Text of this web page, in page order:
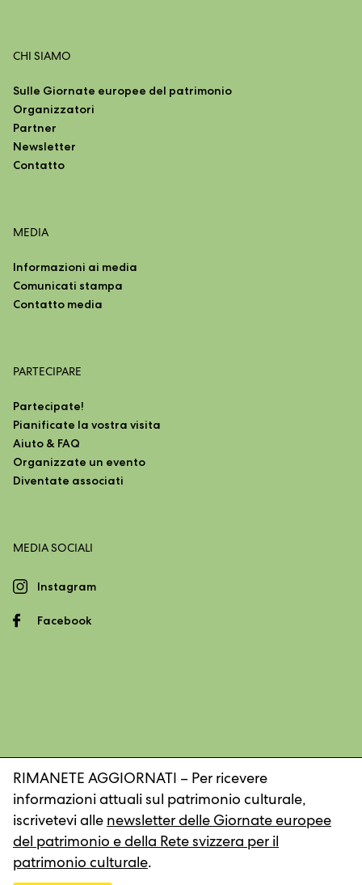
CHI SIAMO
Sulle Giornate europee del patrimonio
Organizzatori
Partner
Newsletter
Contatto
MEDIA
Informazioni ai media
Comunicati stampa
Contatto media
PARTECIPARE
Partecipate!
Pianificate la vostra visita
Aiuto & FAQ
Organizzate un evento
Diventate associati
MEDIA SOCIALI
Instagram
Facebook
© 2026, Rete svizzera per il patrimonio culturale
Impronta Dichiarazione sulla protezione dei dati
RIMANETE AGGIORNATI – Per ricevere
informazioni attuali sul patrimonio culturale,
iscrivetevi alle newsletter delle Giornate europee
del patrimonio e della Rete svizzera per il
patrimonio culturale.